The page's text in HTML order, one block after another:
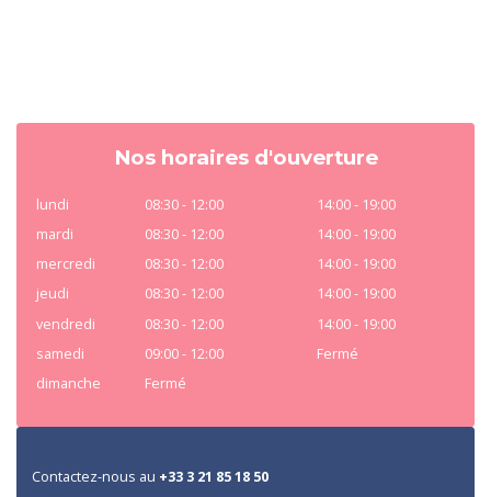
Nos horaires d'ouverture
lundi 08:30 - 12:00
14:00 - 19:00
mardi
08:30 - 12:00
14:00 - 19:00
mercredi
08:30 - 12:00
14:00 - 19:00
jeudi
08:30 - 12:00
14:00 - 19:00
vendredi
08:30 - 12:00
14:00 - 19:00
samedi
09:00 - 12:00
Fermé
dimanche
Fermé
Contactez-nous au +33 3 21 85 18 50